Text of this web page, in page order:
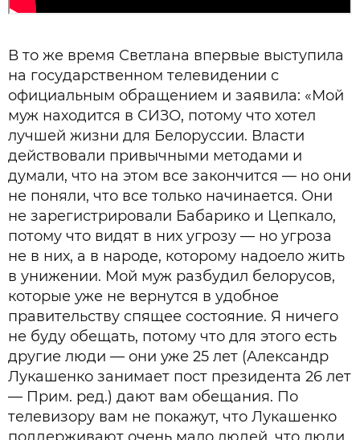
В то же время Светлана впервые выступила
на государственном телевидении с
официальным обращением и заявила: «Мой
муж находится в СИЗО, потому что хотел
лучшей жизни для Белоруссии. Власти
действовали привычными методами и
думали, что на этом все закончится — но они
не поняли, что все только начинается. Они
не зарегистрировали Бабарико и Цепкало,
потому что видят в них угрозу — но угроза
не в них, а в народе, которому надоело жить
в унижении. Мой муж разбудил белорусов,
которые уже не вернутся в удобное
правительству спящее состояние. Я ничего
не буду обещать, потому что для этого есть
другие люди — они уже 25 лет (Александр
Лукашенко занимает пост президента 26 лет
— Прим. ред.) дают вам обещания. По
телевизору вам не покажут, что Лукашенко